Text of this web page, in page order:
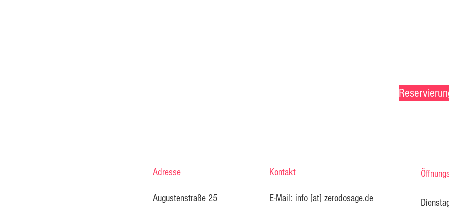
Adresse
Augustenstraße 25
Kontakt
E-Mail: info [at] zerodosage.de